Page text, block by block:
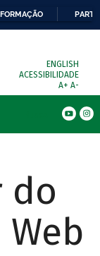
ENGLISH
ACESSIBILIDADE
A+ A-
do